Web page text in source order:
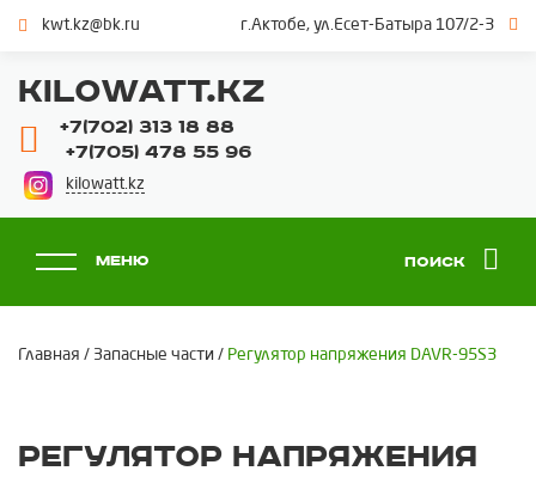
kwt.kz@bk.ru г.Актобе, ул.Есет-Батыра 107/2-3
KILOWATT.KZ
+7(702) 313 18 88
+7(705) 478 55 96
kilowatt.kz
Меню Поиск
Главная / Запасные части / Регулятор напряжения DAVR-95S3
Регулятор напряжения